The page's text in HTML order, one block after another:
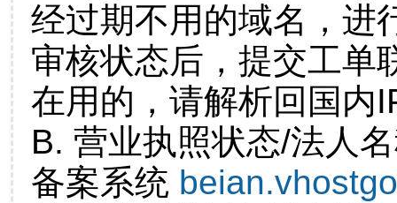
经过期不用的域名，进
审核状态后，提交工单
在用的，请解析回国内
B. 营业执照状态/法人
备案系统